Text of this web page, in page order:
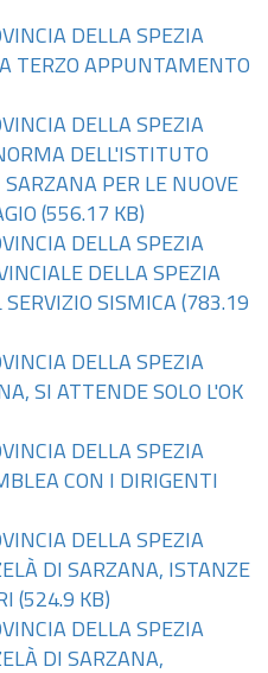
DELLA SPEZIA
TERZO APPUNTAMENTO
DELLA SPEZIA
DELL'ISTITUTO
PER LE NUOVE
(556.17 KB)
DELLA SPEZIA
DELLA SPEZIA
SISMICA (783.19
DELLA SPEZIA
SI ATTENDE SOLO L'OK
DELLA SPEZIA
CON I DIRIGENTI
DELLA SPEZIA
DI SARZANA, ISTANZE
(524.9 KB)
DELLA SPEZIA
DI SARZANA,